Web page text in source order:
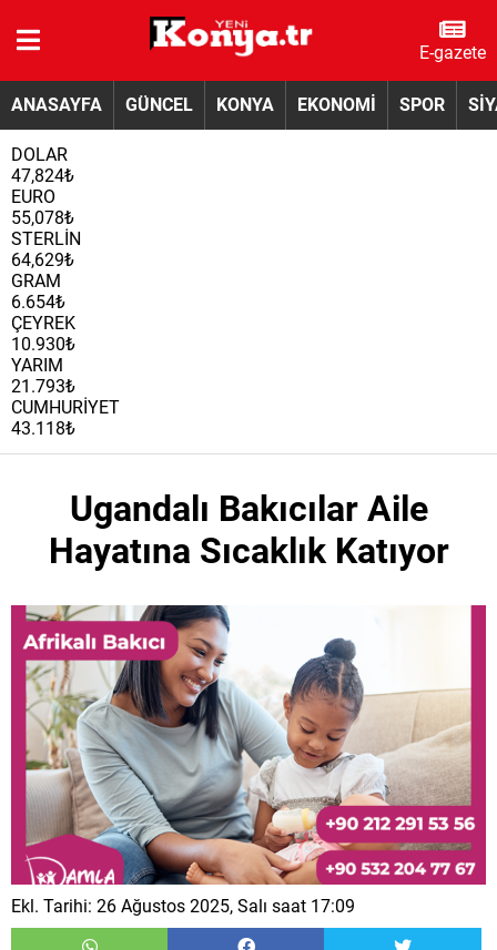
E-gazete
ANASAYFA GÜNCEL KONYA EKONOMİ SPOR
DOLAR
47,824₺
EURO
55,078₺
STERLİN
64,629₺
GRAM
6.654₺
ÇEYREK
10.930₺
YARIM
21.793₺
CUMHURİYET
43.118₺
Ugandalı Bakıcılar Aile
Hayatına Sıcaklık Katıyor
Ekl. Tarihi: 26 Ağustos 2025, Salı saat 17:09